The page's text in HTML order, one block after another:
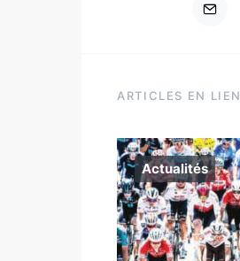
ARTICLES EN LIEN
Actualités